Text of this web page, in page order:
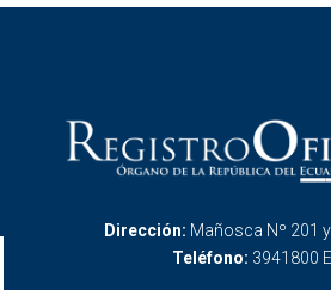
Dirección: Mañosca Nº 201
Teléfono: 3941800